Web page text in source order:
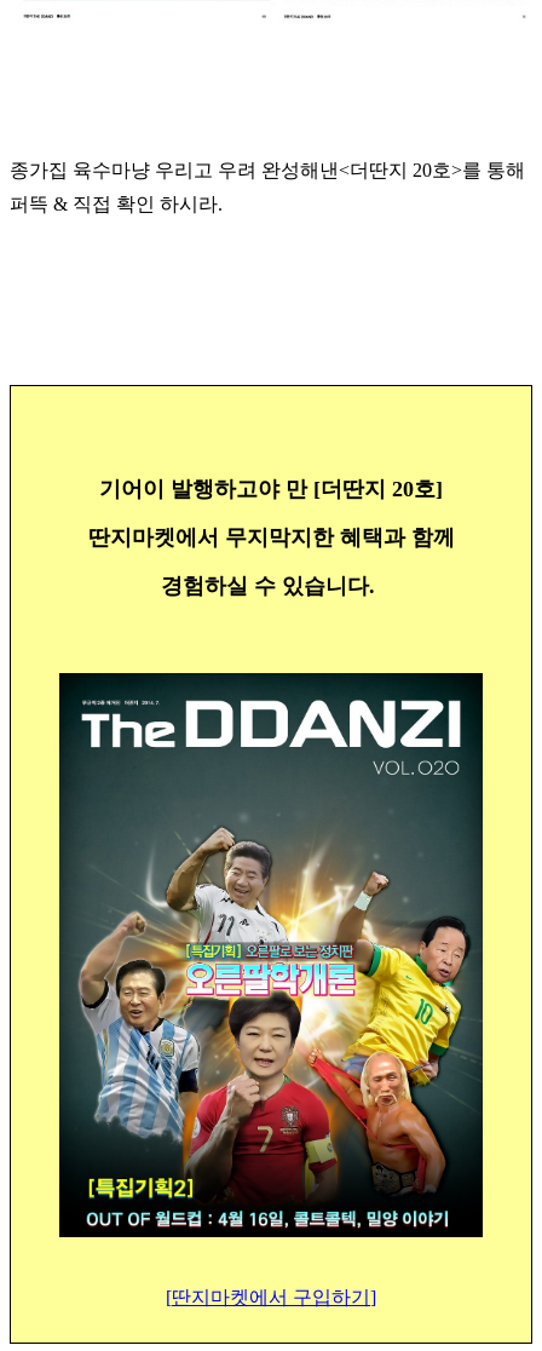
종가집 육수마냥 우리고 우려 완성해낸<더딴지 20호>를 통해
퍼뜩 & 직접 확인 하시라.
기어이 발행하고야 만 [더딴지 20호]
딴지마켓에서 무지막지한 혜택과 함께
경험하실 수 있습니다.
[딴지마켓에서 구입하기 ]